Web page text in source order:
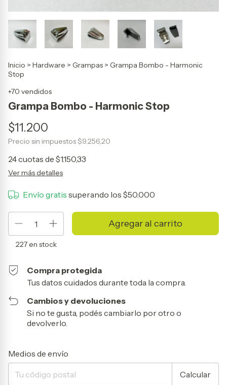
Inicio > Hardware > Grampas > Grampa Bombo - Harmonic
Stop
+70 vendidos
Grampa Bombo - Harmonic Stop
$11.200
Precio sin impuestos$9.256,20
24cuotas de $1.150,33
Ver más detalles
Envío gratis superando los$50.000
227en stock
Compra protegida
Tus datos cuidados durante toda la compra.
Cambios y devoluciones
Si no te gusta, podés cambiarlo por otro o
devolverlo.
Entregas para el CP:
Medios de envío
Calcular